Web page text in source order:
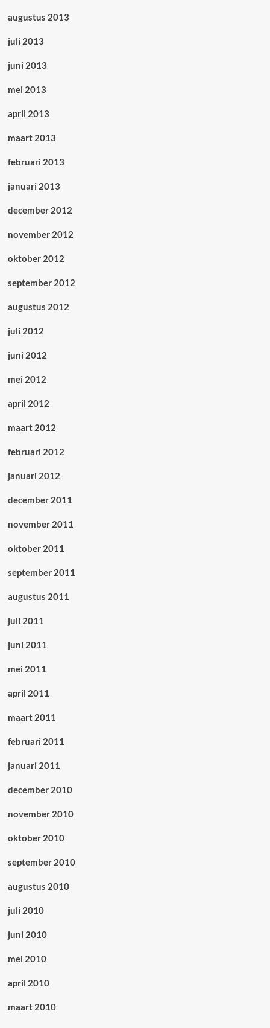
augustus 2013
juli 2013
juni 2013
mei 2013
april 2013
maart 2013
februari 2013
januari 2013
december 2012
november 2012
oktober 2012
september 2012
augustus 2012
juli 2012
juni 2012
mei 2012
april 2012
maart 2012
februari 2012
januari 2012
december 2011
november 2011
oktober 2011
september 2011
augustus 2011
juli 2011
juni 2011
mei 2011
april 2011
maart 2011
februari 2011
januari 2011
december 2010
november 2010
oktober 2010
september 2010
augustus 2010
juli 2010
juni 2010
mei 2010
april 2010
maart 2010